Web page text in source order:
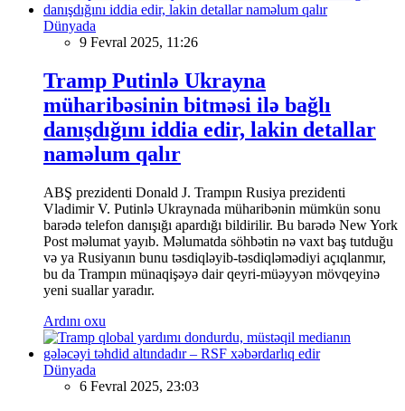
Dünyada
9 Fevral 2025, 11:26
Tramp Putinlə Ukrayna
müharibəsinin bitməsi ilə bağlı
danışdığını iddia edir, lakin detallar
naməlum qalır
ABŞ prezidenti Donald J. Trampın Rusiya prezidenti
Vladimir V. Putinlə Ukraynada müharibənin mümkün sonu
barədə telefon danışığı apardığı bildirilir. Bu barədə New York
Post məlumat yayıb. Məlumatda söhbətin nə vaxt baş tutduğu
və ya Rusiyanın bunu təsdiqləyib-təsdiqləmədiyi açıqlanmır,
bu da Trampın münaqişəyə dair qeyri-müəyyən mövqeyinə
yeni suallar yaradır.
Ardını oxu
Dünyada
6 Fevral 2025, 23:03